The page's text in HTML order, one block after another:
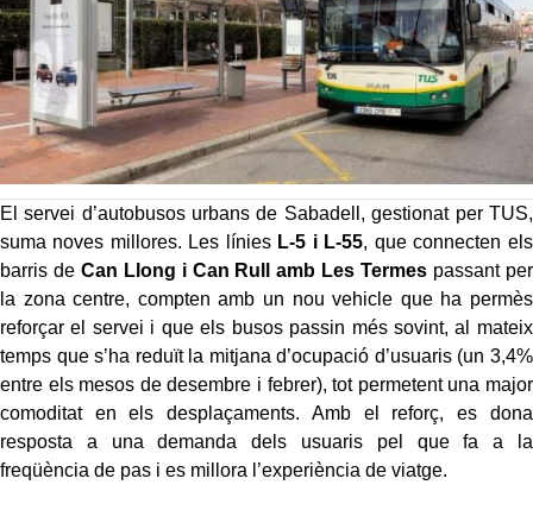
El servei d’autobusos urbans de Sabadell, gestionat per TUS,
suma noves millores. Les línies L-5 i L-55, que connecten els
barris de Can Llong i Can Rull amb Les Termes passant per
la zona centre, compten amb un nou vehicle que ha permès
reforçar el servei i que els busos passin més sovint, al mateix
temps que s’ha reduït la mitjana d’ocupació d’usuaris (un 3,4%
entre els mesos de desembre i febrer), tot permetent una major
comoditat en els desplaçaments. Amb el reforç, es dona
resposta a una demanda dels usuaris pel que fa a la
freqüència de pas i es millora l’experiència de viatge.